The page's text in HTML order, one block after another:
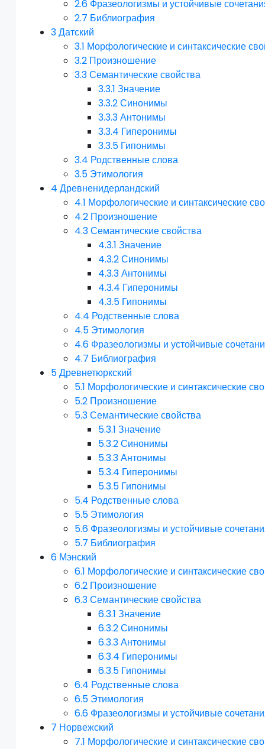
2.6 Фразеологизмы и устойчивые
2.7 Библиография
3Датский
3.1 Морфологические и синтаксические
3.2 Произношение
3.3Семантические свойства
3.3.1 Значение
3.3.2Синонимы
3.3.3Антонимы
3.3.4 Гиперонимы
3.3.5 Гипонимы
3.4 Родственные слова
3.5 Этимология
4 Древненидерландский
4.1 Морфологические и синтаксические
4.2 Произношение
4.3Семантические свойства
4.3.1 Значение
4.3.2Синонимы
4.3.3Антонимы
4.3.4 Гиперонимы
4.3.5 Гипонимы
4.4 Родственные слова
4.5 Этимология
4.6 Фразеологизмы и устойчивые
4.7 Библиография
5Древнетюркский
5.1 Морфологические и синтаксические
5.2 Произношение
5.3Семантические свойства
5.3.1 Значение
5.3.2Синонимы
5.3.3Антонимы
5.3.4 Гиперонимы
5.3.5 Гипонимы
5.4 Родственные слова
5.5 Этимология
5.6 Фразеологизмы и устойчивые
5.7 Библиография
6 Мэнский
6.1 Морфологические и синтаксические
6.2 Произношение
6.3Семантические свойства
6.3.1 Значение
6.3.2Синонимы
6.3.3Антонимы
6.3.4 Гиперонимы
6.3.5 Гипонимы
6.4 Родственные слова
6.5 Этимология
6.6 Фразеологизмы и устойчивые
7 Норвежский
7.1 Морфологические и синтаксические